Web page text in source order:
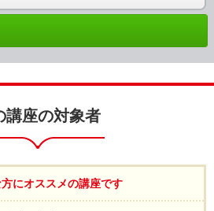
講座の対象者
にオススメの講座です